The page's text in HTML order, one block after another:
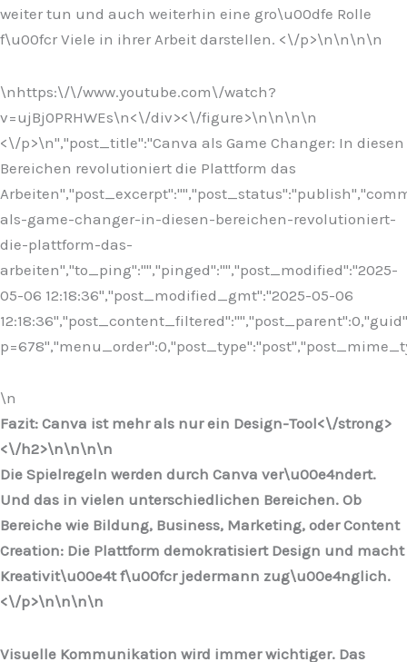
weiter tun und auch weiterhin eine gro\u00dfe Rolle
f\u00fcr Viele in ihrer Arbeit darstellen. <\/p>\n\n\n\n
\nhttps:\/\/www.youtube.com\/watch?
v=ujBj0PRHWEs\n<\/div><\/figure>\n\n\n\n
<\/p>\n","post_title":"Canva als Game Changer: In diesen
Bereichen revolutioniert die Plattform das
als-game-changer-in-diesen-bereichen-revolutioniert-
die-plattform-das-
arbeiten","to_ping":"","pinged":"","post_modified":"2025-
05-06 12:18:36","post_modified_gmt":"2025-05-06
\n
Fazit: Canva ist mehr als nur ein Design-Tool<\/strong>
<\/h2>\n\n\n\n
Die Spielregeln werden durch Canva ver\u00e4ndert.
Und das in vielen unterschiedlichen Bereichen. Ob
Bereiche wie Bildung, Business, Marketing, oder Content
Creation: Die Plattform demokratisiert Design und macht
Kreativit\u00e4t f\u00fcr jedermann zug\u00e4nglich.
<\/p>\n\n\n\n
Visuelle Kommunikation wird immer wichtiger. Das